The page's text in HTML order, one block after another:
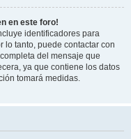
en este foro!
identificadores para
lo tanto, puede contactar con
del mensaje que
ya que contiene los datos
tomará medidas.